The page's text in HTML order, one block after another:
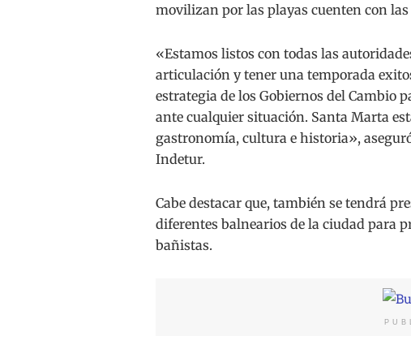
movilizan por las playas cuenten con
«Estamos listos con todas las
articulación y tener una temporada
estrategia de los Gobiernos del Cambio
ante cualquier situación. Santa Marta
gastronomía, cultura e historia»,
Indetur.
Cabe destacar que, también se tendrá
diferentes balnearios de la ciudad para
bañistas.